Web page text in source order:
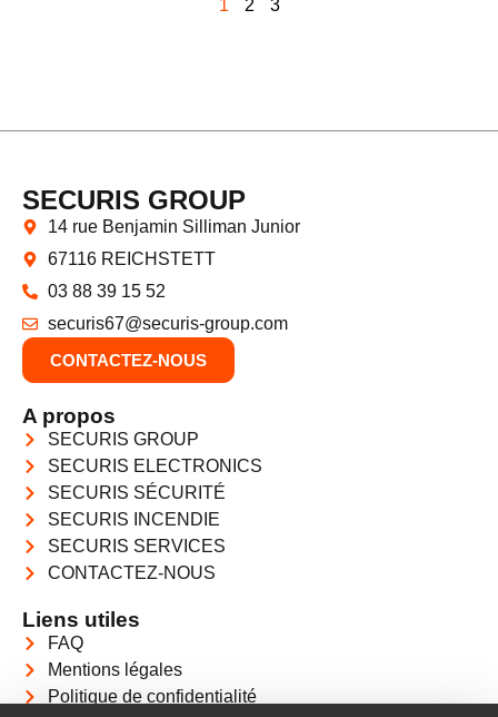
1 2 3
SECURIS GROUP
14 rue Benjamin Silliman Junior
67116 REICHSTETT
03 88 39 15 52
securis67@securis-group.com
CONTACTEZ-NOUS
A propos
SECURIS GROUP
SECURIS ELECTRONICS
SECURIS SÉCURITÉ
SECURIS INCENDIE
SECURIS SERVICES
CONTACTEZ-NOUS
Liens utiles
FAQ
Mentions légales
Politique de confidentialité